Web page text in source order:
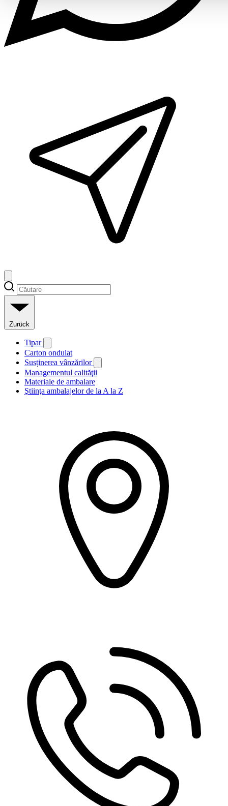
Zurück
Tipar
Carton ondulat
Susținerea vânzărilor
Managementul calităţii
Materiale de ambalare
Ştiinţa ambalajelor de la A la Z